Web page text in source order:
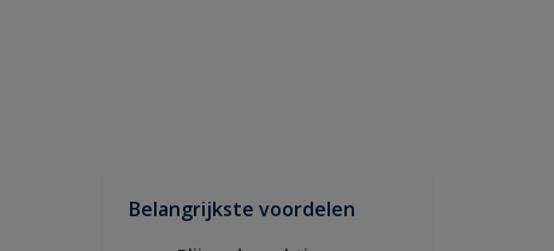
Belangrijkste voordelen